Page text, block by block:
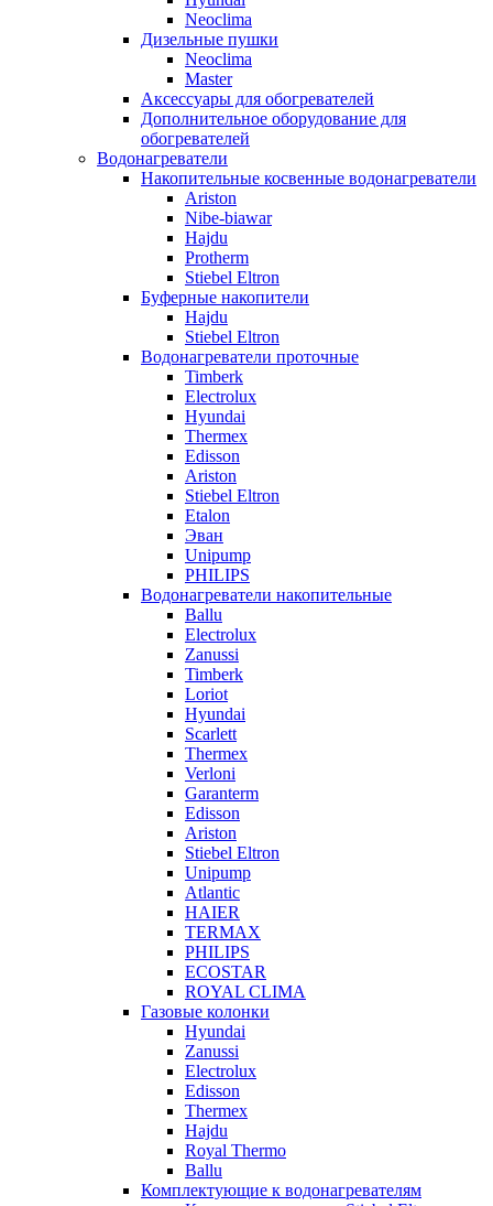
Neoclima
Дизельные пушки
Neoclima
Master
Аксессуары для обогревателей
Дополнительное оборудование для
обогревателей
Водонагреватели
Накопительные косвенные водонагреватели
Ariston
Nibe-biawar
Hajdu
Protherm
Stiebel Eltron
Буферные накопители
Hajdu
Stiebel Eltron
Водонагреватели проточные
Timberk
Electrolux
Hyundai
Thermex
Edisson
Ariston
Stiebel Eltron
Etalon
Эван
Unipump
PHILIPS
Водонагреватели накопительные
Ballu
Electrolux
Zanussi
Timberk
Loriot
Hyundai
Scarlett
Thermex
Verloni
Garanterm
Edisson
Ariston
Stiebel Eltron
Unipump
Atlantic
HAIER
TERMAX
PHILIPS
ECOSTAR
ROYAL CLIMA
Газовые колонки
Hyundai
Zanussi
Electrolux
Edisson
Thermex
Hajdu
Royal Thermo
Ballu
Комплектующие к водонагревателям